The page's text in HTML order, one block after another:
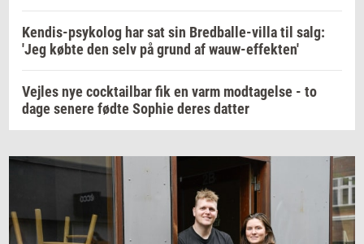
Kendis-psykolog har sat sin Bredballe-villa til salg:
'Jeg købte den selv på grund af wauw-effekten'
Vejles nye cocktailbar fik en varm modtagelse - to
dage senere fødte Sophie deres datter